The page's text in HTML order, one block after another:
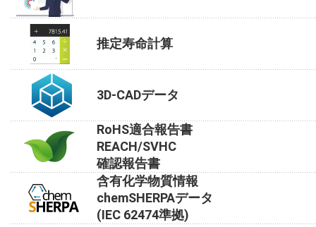
推定寿命計算
3D-CADデータ
RoHS適合報告書
REACH/SVHC
確認報告書
含有化学物質情報
chemSHERPAデータ
(IEC 62474準拠)